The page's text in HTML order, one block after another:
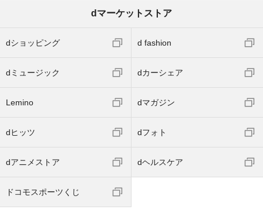
dマーケットストア
dショッピング d fashion
dミュージック dカーシェア
Lemino dマガジン
dヒッツ dフォト
dアニメストア dヘルスケア
ドコモスポーツくじ